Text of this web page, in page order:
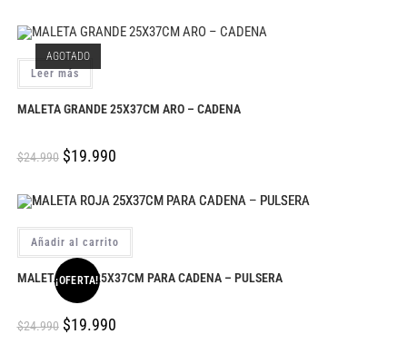
AGOTADO
Leer más
MALETA GRANDE 25X37CM ARO – CADENA
$24.990 $19.990
¡OFERTA!
Añadir al carrito
MALETA ROJA 25X37CM PARA CADENA – PULSERA
$24.990 $19.990